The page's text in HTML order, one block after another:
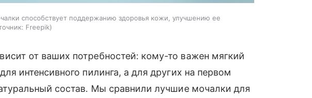
способствует поддержанию здоровья кожи, улучшению ее
Freepik
от ваших потребностей: кому-то важен мягкий
интенсивного пилинга, а для других на первом
состав. Мы сравнили лучшие мочалки для